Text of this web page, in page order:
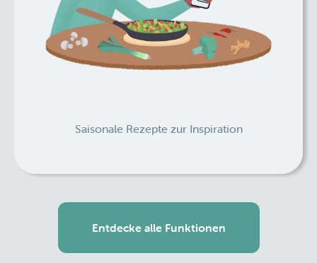
Saisonale Rezepte zur Inspiration
Entdecke alle Funktionen